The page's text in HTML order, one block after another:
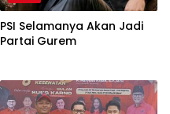
PSI Selamanya Akan Jadi
Partai Gurem